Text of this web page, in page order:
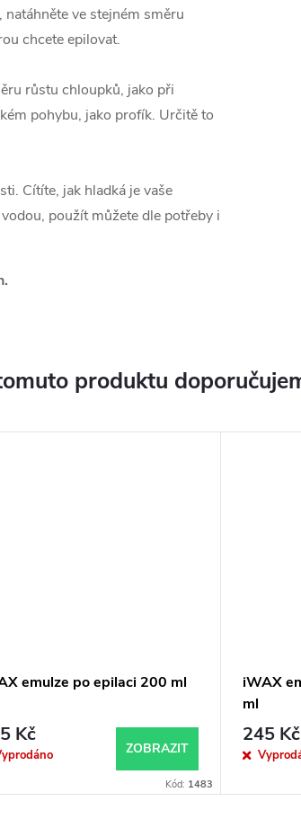
ve stejném směru
chcete epilovat.
růstu chloupků, jako při
pohybu, jako profík. Určitě to
Cítíte, jak hladká je vaše
použít můžete dle potřeby i
produktu
emulze po epilaci 200 ml
Kč
ZOBRAZIT
Kód: 1483
iWAX
ml
245 Kč